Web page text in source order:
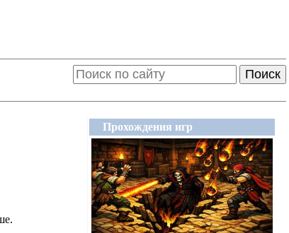
Поиск
Прохождения игр